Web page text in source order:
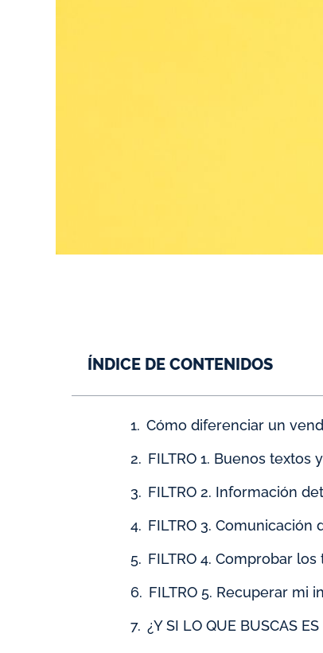
ÍNDICE DE CONTENIDOS
Cómo diferenciar un
FILTRO 1. Buenos textos
FILTRO 2. Información
FILTRO 3. Comunicación
FILTRO 4. Comprobar
FILTRO 5. Recuperar mi
¿Y SI LO QUE BUSCAS